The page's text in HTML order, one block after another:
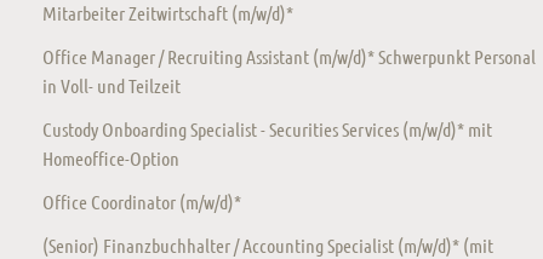
Mitarbeiter Zeitwirtschaft (m/w/d)*
Office Manager / Recruiting Assistant (m/w/d)* Schwerpunkt Personal
in Voll- und Teilzeit
Custody Onboarding Specialist - Securities Services (m/w/d)* mit
Homeoffice-Option
Office Coordinator (m/w/d)*
(Senior) Finanzbuchhalter / Accounting Specialist (m/w/d)* (mit